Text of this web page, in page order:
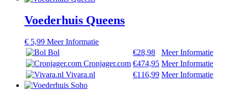
Voederhuis Queens
€ 5,99 Meer Informatie
Bol
€28,98
Meer Informatie
Cronjager.com €474,95 Meer Informatie
Vivara.nl
€116,99 Meer Informatie